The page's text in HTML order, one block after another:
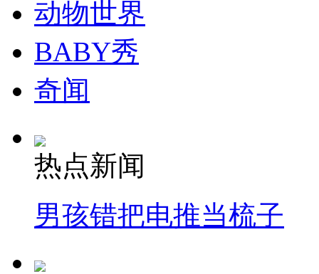
纽约上演“枕头大战”
动物世界
BABY秀
奇闻
热点新闻
男孩错把电推当梳子